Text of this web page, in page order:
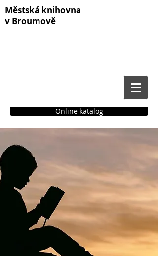
Městská knihovna
v Broumově
Online katalog